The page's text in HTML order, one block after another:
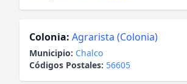
Colonia: Agrarista (Colonia)
Municipio: Chalco
Códigos Postales: 56605